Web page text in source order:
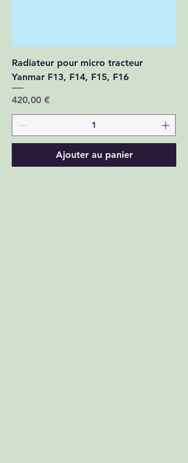
Radiateur pour micro tracteur
Yanmar F13, F14, F15, F16
Prix
420,00 €
Ajouter au panier